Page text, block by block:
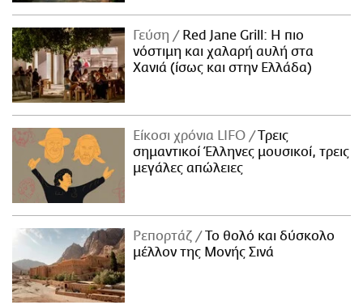
Γεύση
Red Jane Grill: Η πιο
νόστιμη και χαλαρή αυλή στα
Χανιά (ίσως και στην Ελλάδα)
Είκοσι χρόνια LIFO
Tρεις
σημαντικοί Έλληνες μουσικοί, τρεις
μεγάλες απώλειες
Ρεπορτάζ
Το θολό και δύσκολο
μέλλον της Μονής Σινά